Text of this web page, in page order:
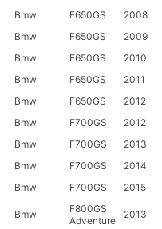
Bmw F650GS 2008
Bmw
F650GS 2009
Bmw
F650GS 2010
Bmw
F650GS 2011
Bmw
F650GS 2012
Bmw
F700GS 2012
Bmw
F700GS 2013
Bmw
F700GS 2014
Bmw
F700GS 2015
Bmw
F800GS
Adventure
2013